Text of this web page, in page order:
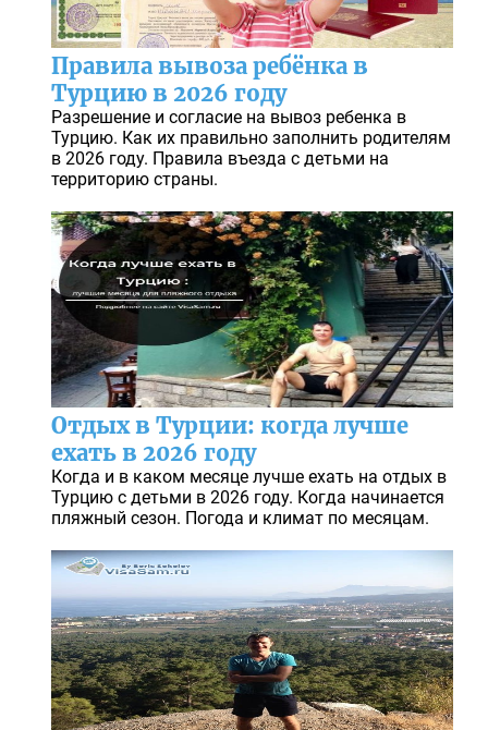
Правила вывоза ребёнка в
Турцию в 2026 году
Разрешение и согласие на вывоз ребенка в
Турцию. Как их правильно заполнить родителям
в 2026 году. Правила въезда с детьми на
территорию страны.
Отдых в Турции: когда лучше
ехать в 2026 году
Когда и в каком месяце лучше ехать на отдых в
Турцию с детьми в 2026 году. Когда начинается
пляжный сезон. Погода и климат по месяцам.